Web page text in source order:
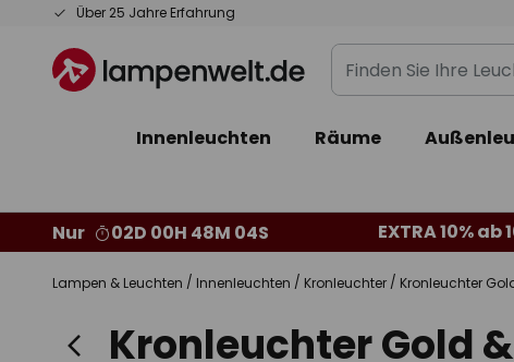
Über 25 Jahre Erfahrung
Zum
springen
Finden
Sie
Leuchte...
Innenleuchten Räume
Nur
02D 00H 48M 02S EXTRA 10% ab
Lampen & Leuchten Innenleuchten Kronleuchter Kronleuchter
Kronleuchter Gold